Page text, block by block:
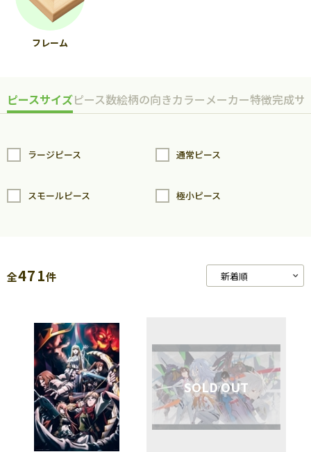
フレーム
ピースサイズピース数絵柄の向きカラーメーカー特徴完成サ
ラージピース 通常ピース
スモールピース 極小ピース
全471件